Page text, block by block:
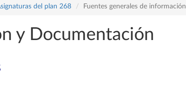
del plan 268 Fuentes generales de información
y Documentación